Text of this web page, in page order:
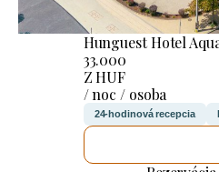
Hunguest Hotel
33.000
Z HUF
/ noc / osoba
24-hodinová recepcia